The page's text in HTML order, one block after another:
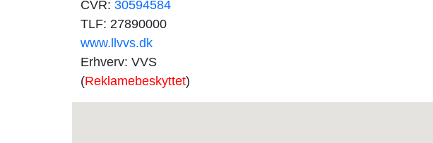
CVR: 30594584
TLF: 27890000
www.llvvs.dk
Erhverv: VVS
(Reklamebeskyttet)